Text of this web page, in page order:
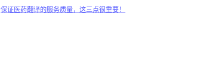
保证医药翻译的服务质量，这三点很重要！